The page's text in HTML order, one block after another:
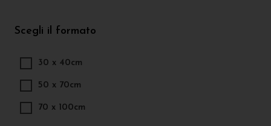
Scegli il formato
30 x 40cm
50 x 70cm
70 x 100cm